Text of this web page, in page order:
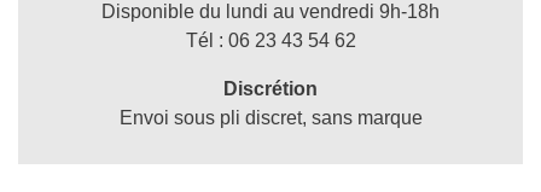
Disponible du lundi au vendredi 9h-18h
Tél : 06 23 43 54 62
Discrétion
Envoi sous pli discret, sans marque